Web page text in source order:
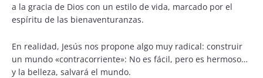
a la gracia de Dios con un estilo de vida, marcado por el
espíritu de las bienaventuranzas.
En realidad, Jesús nos propone algo muy radical: construir
un mundo «contracorriente»: No es fácil, pero es hermoso…
y la belleza, salvará el mundo.